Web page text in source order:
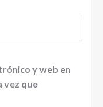
y web en
vez que